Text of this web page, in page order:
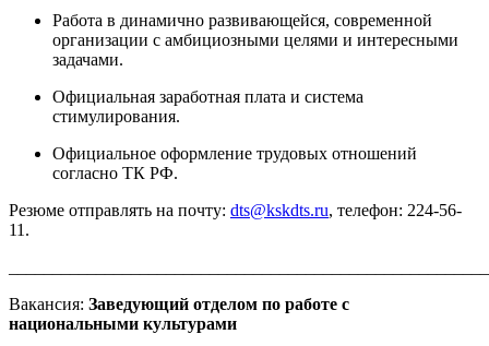
Работа в динамично развивающейся, современной
организации с амбициозными целями и интересными
задачами.
Официальная заработная плата и система
стимулирования.
Официальное оформление трудовых отношений
согласно ТК РФ.
Резюме отправлять на почту: dts@kskdts.ru, телефон: 224-56-
11.
Вакансия: Заведующий отделом по работе с
национальными культурами